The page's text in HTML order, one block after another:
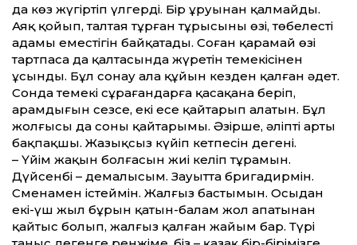
да көз жүгіртіп үлгерді. Бір ұруынан қалмайды.
Аяқ қойып, талтая тұрған тұрысының өзі, төбелестің
адамы еместігін байқатады. Соған қарамай өзі
тартпаса да қалтасында жүретін темекісінен
ұсынды. Бұл сонау ала құйын кез­ден қалған әдет.
Сонда темекі сұрағандарға қасақана беріп,
арамдығын сезсе, екі есе қайтарып алатын. Бұл
жолғысы да соның қайтарымы. Әзірше, әліптің артың
бақпақшы. Жазықсыз күйіп кетпесін дегені.
– Үйім жақын болғасын жиі келіп тұрамын.
Дүйсенбі – демалысым. Зауытта бригадирмін.
Сменамен істеймін. Жалғыз бастымын. Осыдан
екі-үш жыл бұрын қатын-балам жол апатынан
қайтыс болып, жалғыз қалған жайым бар. Түрің